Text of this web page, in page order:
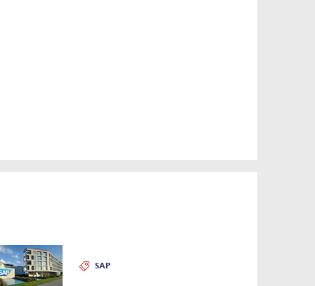
SAP